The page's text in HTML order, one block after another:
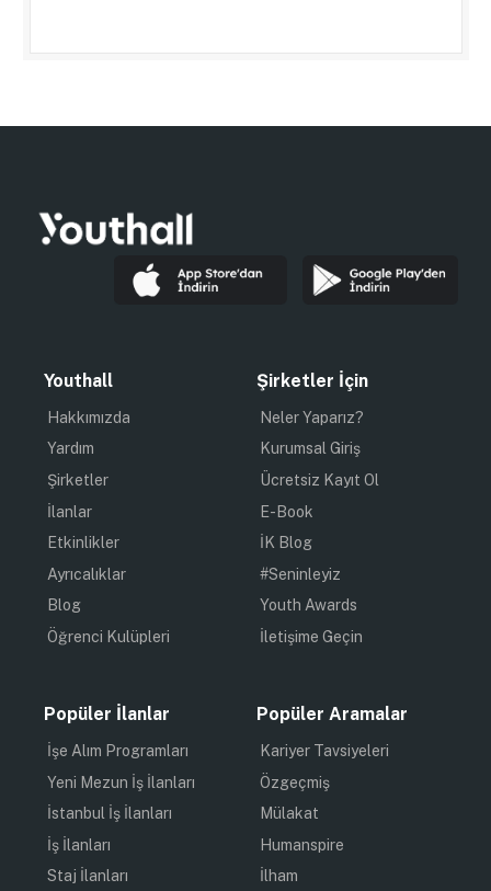
Youthall
Hakkımızda
Yardım
Şirketler
İlanlar
Etkinlikler
Ayrıcalıklar
Blog
Öğrenci Kulüpleri
Şirketler İçin
Neler Yaparız?
Kurumsal Giriş
Ücretsiz Kayıt Ol
E-Book
İK Blog
#Seninleyiz
Youth Awards
İletişime Geçin
Popüler İlanlar
İşe Alım Programları
Yeni Mezun İş İlanları
İstanbul İş İlanları
İş İlanları
Staj İlanları
Popüler Aramalar
Kariyer Tavsiyeleri
Özgeçmiş
Mülakat
Humanspire
İlham